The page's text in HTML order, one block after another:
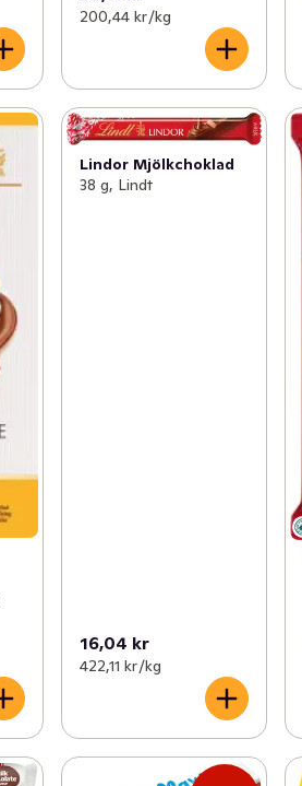
200,44 kr /kg
Lindor Mjölkchoklad
38 g, Lindt
16,04 kr
422,11 kr /kg